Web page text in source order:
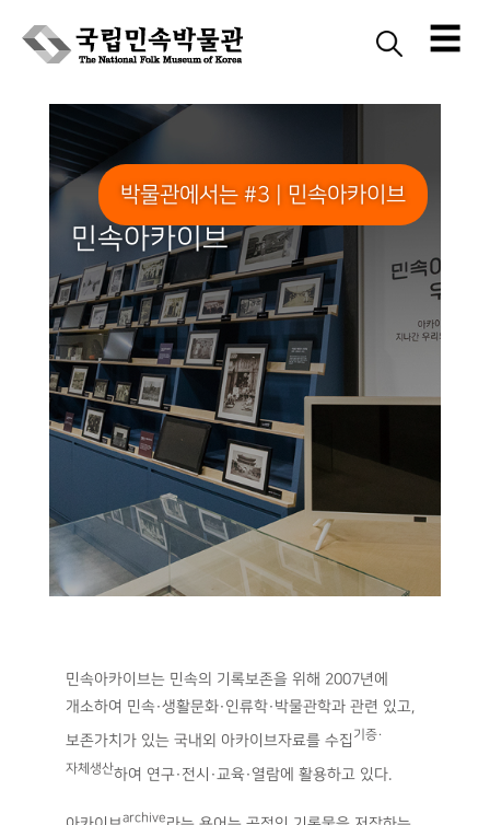
☰
Skip
content
박물관에서는 #3 | 민속아카이브
민속아카이브
민속아카이브는 민속의 기록보존을 위해 2007년에
개소하여 민속·생활문화·인류학·박물관학과 관련 있고,
보존가치가 있는 국내외 아카이브자료를 수집 기증·
자체생산하여 연구·전시·교육·열람에 활용하고 있다.
archive